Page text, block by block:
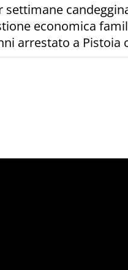
settimane
economica
arrestato a Pistoia